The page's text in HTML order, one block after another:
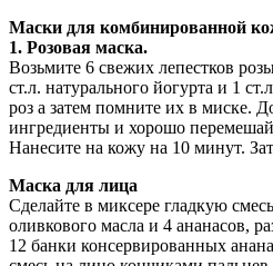
Маски для комбинированной
1. Розовая маска.
Возьмите 6 свежих лепестков
ст.л. натурального йогурта и 1
роз а затем помните их в миске.
ингредиенты и хорошо
Нанесите на кожу на 10 минут.
Маска для лица
Сделайте в миксере гладкую
оливкового масла и 4 ананасов,
12 банки консервированных